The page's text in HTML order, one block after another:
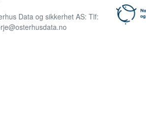
Data og sikkerhet AS: Tlf: